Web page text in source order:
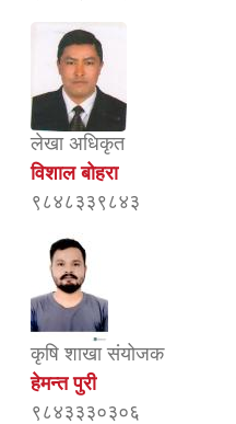
लेखा अधिकृत
विशाल बोहरा
९८४८३३९८४३
कृषि शाखा संयोजक
हेमन्त पुरी
९८४३३३०३०६